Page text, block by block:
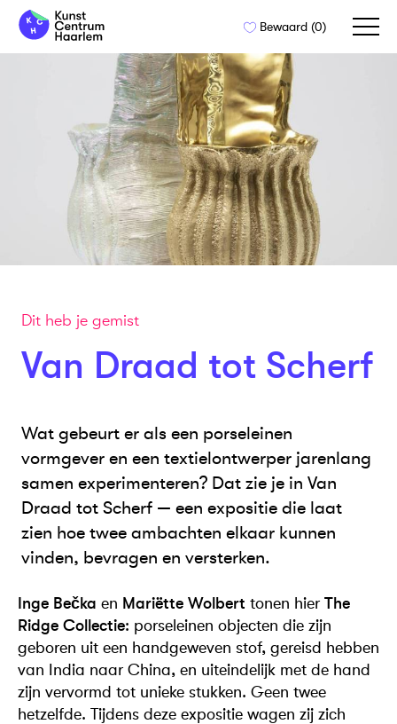
Naar
Bewaard (0)
Dit heb je gemist
Van Draad tot Scherf
Wat gebeurt er als een porseleinen
vormgever en een textielontwerper jarenlang
samen experimenteren? Dat zie je in Van
Draad tot Scherf — een expositie die laat
zien hoe twee ambachten elkaar kunnen
vinden, bevragen en versterken.
Inge Bečka en Mariëtte Wolbert tonen hier The
Ridge Collectie: porseleinen objecten die zijn
geboren uit een handgeweven stof, gereisd hebben
van India naar China, en uiteindelijk met de hand
zijn vervormd tot unieke stukken. Geen twee
hetzelfde. Tijdens deze expositie wagen zij zich